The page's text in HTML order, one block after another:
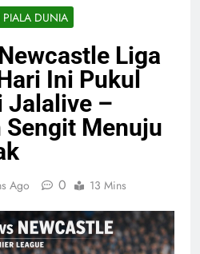
DUNIA
Liga
Ini Pukul
Jalalive –
Menuju
Ago 0 13 Mins